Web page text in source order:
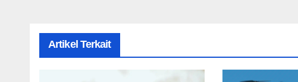
Artikel Terkait